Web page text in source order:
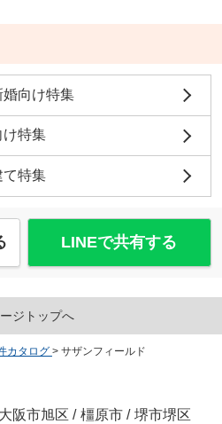
向け特集
け特集
て特集
LINEで共有する
ジトップへ
カタログ > サザンフィールド
大阪市旭区 / 橿原市 / 堺市堺区